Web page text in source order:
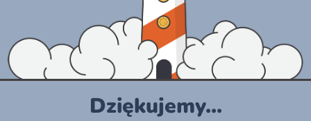
Dziękujemy...